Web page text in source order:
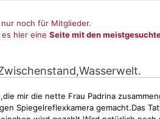
noch für Mitglieder.
hier eine Seite mit den
mir die nette Frau Padrina
Spiegelreflexkamera gemacht.Das